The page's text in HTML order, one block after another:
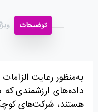
توضیحات
به‌منظور رعایت
داده‌های ارزشمندی که
هستند، شرکت‌های